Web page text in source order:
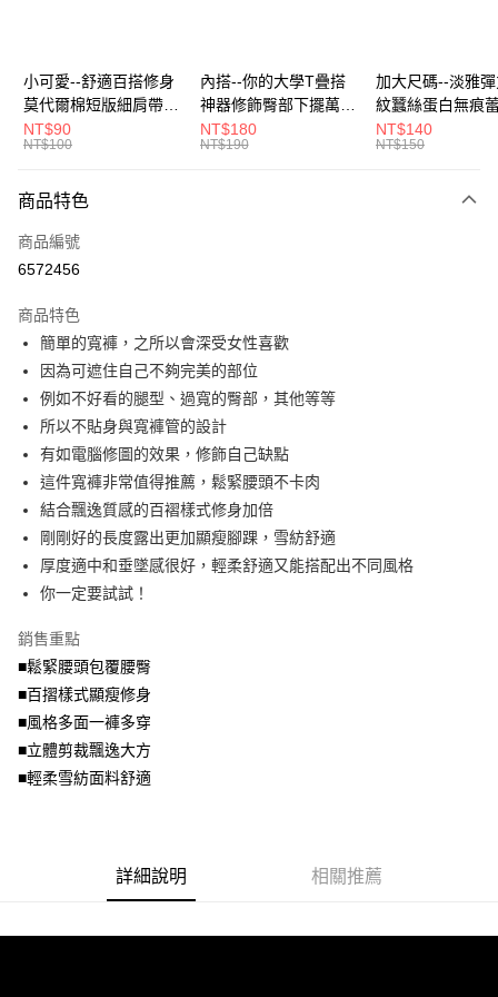
悠遊付
Google Pay
全盈+PAY
大哥付你分期
【大哥付你分期使用說明】
1.本服務由台灣大哥大提供，台灣大哥大用戶可立即使用無須另外申請。
流程，驗證手機門號後，選擇欲分期的期數、繳款截止日，確認付款後即完
成交易。
3.實際核准額度、可分期數及費用金額請依後續交易確認頁面所載為準。
4.訂單成立30分鐘內，如未前往確認交易或遇審核未通過，訂單將自動取
法說明評估內容。
【繳款方式說明】
1.分期款項不併入電信帳單，「大哥付你分期」於每月結算日後寄送繳費提
醒簡訊。
2.透過簡訊連結打開帳單後，可選擇「超商條碼／台灣大直營門市／銀行轉
帳／街口支付／iPASS MONEY」等通路繳費。
【注意事項】
1.本服務係由「台灣大哥大股份有限公司」（以下簡稱本公司）所提供，讓
用戶於交易時，得透過本服務購買商品或服務，並由商店將買賣／分期付款
資料（包含姓名、電話或地址）提供予台灣大哥大進項蒐集、處理及利用，
由本公司與您本人進行分期帳單所需資料之確認、核對及更正。
3.完整用戶服務條款，請詳閱以下連結：
AFTEE先享後付
【關於「AFTEE先享後付」】
AFTEE先享後付是「在收到商品之後才付款」的支付方式。 讓您購物簡單
便利好安心！
１．簡單：不需註冊會員、不需綁卡、不需儲值。
２．便利：只要手機號碼，簡訊認證，即可結帳。
３．安心：先確認商品／服務後，再付款。
【「AFTEE先享後付」結帳流程】
１．於結帳方式選擇「AFTEE先享後付」後，將跳轉至「AFTEE先享後付」
２．訂單成立數日內，您將收到繳費通知簡訊。
３．收到繳費通知簡訊後14天內，點擊此簡訊中的連結，可透過四大超商／
ATM／網路銀行／等多元方式進行付款，方視為交易完成。
※ 請注意：結帳手續完成當下不需立刻繳費，但若您需要取消訂單，請聯絡
購買商品的店家。未經商家同意取消之訂單仍視為有效，需透過AFTEE先享
※ 交易是否成功請以「AFTEE先享後付 」之結帳頁面顯示為準，若有關於
是否繳費成功／繳費後需取消欲退款等相關疑問，請聯繫「AFTEE先享後付
客戶支援中心」https://netprotections.freshdesk.com/support/home
【注意事項】
易，需依本服務之必要範圍內提供個人資料，並將交易相關給付款項請求債
權轉讓予恩沛科技股份有限公司。
４．使用「AFTEE先享後付」時，將依據個別帳號之用戶狀況，依本公司即
請求用戶進行身份認證。
ATM付款
全家取貨付款
每筆NT$70，滿NT$699(含以上)免運費
付款後全家取貨
7-11取貨付款
每筆NT$70，滿NT$799(含以上)免運費
付款後7-11取貨
每筆NT$70，滿NT$699(含以上)免運費
宅配
小可愛--舒適百搭修身
莫代爾棉短版細肩帶素
色背心(白.黑.灰L-2L)-
U582眼圈熊中大尺碼
NT$90
NT$100
內搭--你的大學T疊搭
神器修飾臀部下擺萬用
內搭裙/遮臀裙(黑2L-
6L)-Q155眼圈熊中大
NT$180
NT$190
加大尺碼--淡雅
紋蠶絲蛋白無痕
角內褲(白.粉.藍.
3L)-L28眼圈熊中
NT$140
NT$150
商品特色
商品編號
6572456
商品特色
簡單的寬褲，之所以會深受女性喜歡
因為可遮住自己不夠完美的部位
例如不好看的腿型、過寬的臀部，其他等等
所以不貼身與寬褲管的設計
有如電腦修圖的效果，修飾自己缺點
這件寬褲非常值得推薦，鬆緊腰頭不卡肉
結合飄逸質感的百褶樣式修身加倍
剛剛好的長度露出更加顯瘦腳踝，雪紡舒適
厚度適中和垂墜感很好，輕柔舒適又能搭配出不同風格
你一定要試試！
銷售重點
■鬆緊腰頭包覆腰臀
■百摺樣式顯瘦修身
■風格多面一褲多穿
■立體剪裁飄逸大方
■輕柔雪紡面料舒適
詳細說明 相關推薦